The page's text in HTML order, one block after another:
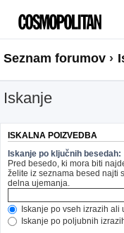
Seznam forumov
Iskanje
ISKALNA POIZVEDBA
Iskanje po ključnih besedah:
Pred besedo, ki mora biti
želite iz seznama besed najti
delna ujemanja.
Iskanje po vseh izrazih ali
Iskanje po poljubnih